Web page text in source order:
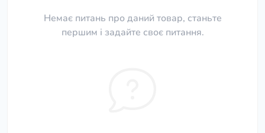
Немає питань про даний товар, станьте
першим і задайте своє питання.